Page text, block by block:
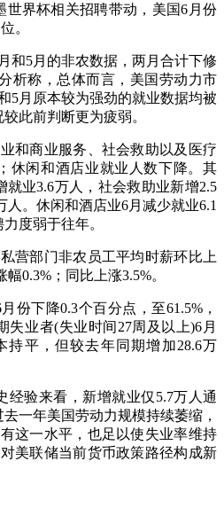
世界杯相关招聘带动，美国6月份
。
5月的非农数据，两月合计下修
析称，总体而言，美国劳动力市
5月原本较为强劲的就业数据均被
此前判断更为疲弱。
商业服务、社会救助以及医疗
休闲和酒店业就业人数下降。其
业3.6万人，社会救助业新增2.5
人。休闲和酒店业6月减少就业6.1
度弱于往年。
部门非农员工平均时薪环比上
0.3%；同比上涨3.5%。
下降0.3个百分点，至61.5%，
失业者(失业时间27周及以上)6月
持平，但较去年同期增加28.6万
验来看，新增就业仅5.7万人通
一年美国劳动力规模持续萎缩，
这一水平，也足以使失业率维持
美联储当前货币政策路径构成新